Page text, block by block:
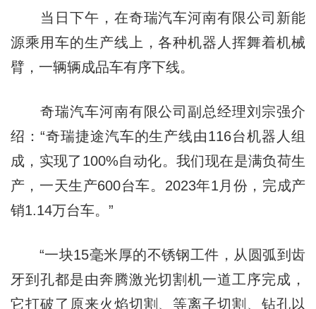
当日下午，在奇瑞汽车河南有限公司新能
源乘用车的生产线上，各种机器人挥舞着机械
臂，一辆辆成品车有序下线。
奇瑞汽车河南有限公司副总经理刘宗强介
绍：“奇瑞捷途汽车的生产线由116台机器人组
成，实现了100%自动化。我们现在是满负荷生
产，一天生产600台车。2023年1月份，完成产
销1.14万台车。”
“一块15毫米厚的不锈钢工件，从圆弧到齿
牙到孔都是由奔腾激光切割机一道工序完成，
它打破了原来火焰切割、等离子切割、钻孔以